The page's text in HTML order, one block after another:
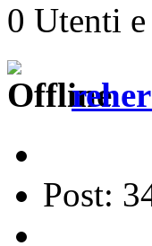
0 Utenti
Post: